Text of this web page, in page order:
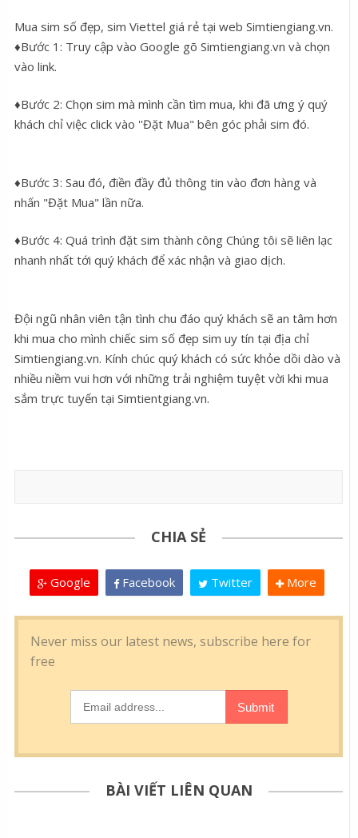
Mua sim số đẹp, sim Viettel giá rẻ tại web Simtiengiang.vn.
♦Bước 1: Truy cập vào Google gõ Simtiengiang.vn và chọn
vào link.
♦Bước 2: Chọn sim mà mình cần tìm mua, khi đã ưng ý quý
khách chỉ việc click vào ''Đặt Mua" bên góc phải sim đó.
♦Bước 3: Sau đó, điền đầy đủ thông tin vào đơn hàng và
nhấn "Đặt Mua" lần nữa.
♦Bước 4: Quá trình đặt sim thành công Chúng tôi sẽ liên lạc
nhanh nhất tới quý khách để xác nhận và giao dịch.
Đội ngũ nhân viên tận tình chu đáo quý khách sẽ an tâm hơn
khi mua cho mình chiếc sim số đẹp sim uy tín tại địa chỉ
Simtiengiang.vn. Kính chúc quý khách có sức khỏe dồi dào và
nhiều niềm vui hơn với những trải nghiệm tuyệt vời khi mua
sắm trực tuyến tại Simtientgiang.vn.
CHIA SẺ
Google Facebook Twitter More
BÀI VIẾT LIÊN QUAN